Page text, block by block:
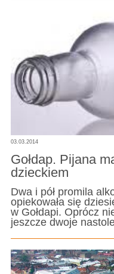
03.03.2014
Gołdap. Pijana
dzieckiem
Dwa i pół promila
opiekowała się
w Gołdapi. Oprócz
jeszcze dwoje